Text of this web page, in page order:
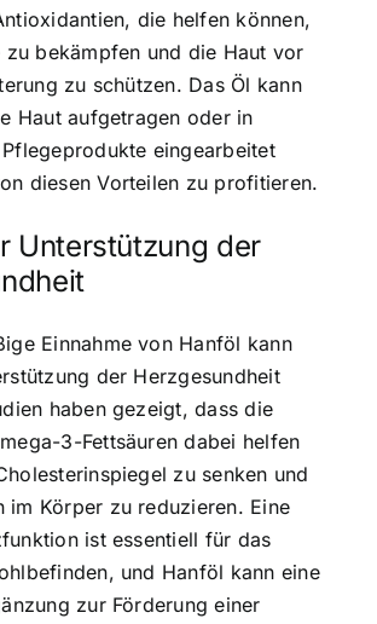
die helfen können,
zu bekämpfen und die Haut vor
zu schützen. Das Öl kann
Haut aufgetragen oder in
eingearbeitet
diesen Vorteilen zu profitieren.
Unterstützung der
Einnahme von Hanföl kann
der Herzgesundheit
haben gezeigt, dass die
3-Fettsäuren dabei helfen
zu senken und
im Körper zu reduzieren. Eine
ist essentiell für das
und Hanföl kann eine
zur Förderung einer